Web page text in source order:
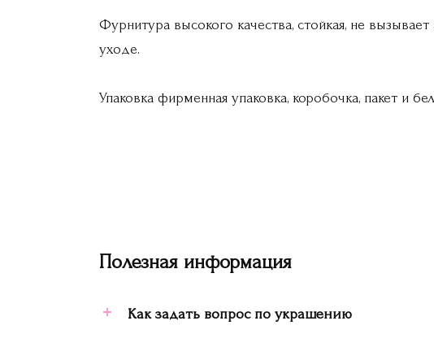
Фурнитура высокого качества, стойкая, не
уходе.
Упаковка фирменная упаковка, коробочка, пакет и
Полезная информация
Как задать вопрос по украшению